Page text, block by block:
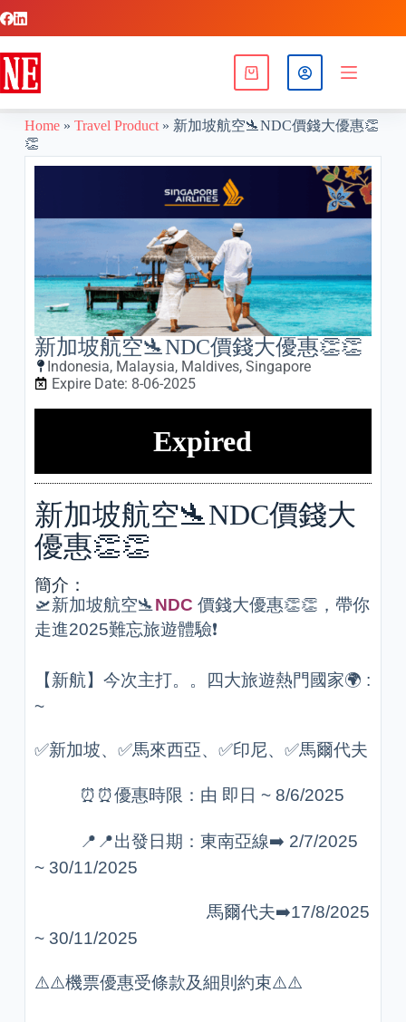
Home» Travel Product» 新加坡航空🛬NDC價錢大優惠👏
👏
新加坡航空🛬NDC價錢大優惠👏👏
Indonesia, Malaysia, Maldives, Singapore
Expire Date: 8-06-2025
Expired
新加坡航空🛬NDC價錢大
優惠👏👏
簡介：
🛫新加坡航空🛬NDC 價錢大優惠👏👏，帶你
走進2025難忘旅遊體驗❗
【新航】今次主打。。四大旅遊熱門國家🌍 :
~
✅新加坡、✅馬來西亞、✅印尼、✅馬爾代夫
⏰⏰優惠時限：由 即日 ~ 8/6/2025
📍📍出發日期：東南亞線➡️ 2/7/2025
~ 30/11/2025
馬爾代夫➡️17/8/2025
~ 30/11/2025
⚠️⚠️機票優惠受條款及細則約束⚠️⚠️